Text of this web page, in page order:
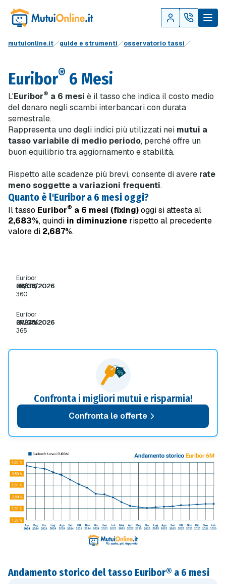
mutuionline.it guide e strumenti osservatorio tassi
Euribor® 6 Mesi
L'Euribor® a 6 mesi è il tasso che indica il costo medio
del denaro negli scambi interbancari con durata
semestrale.
Rappresenta uno degli indici più utilizzati nei mutui a
tasso variabile di medio periodo, perché offre un
buon equilibrio tra aggiornamento e stabilità.
Rispetto alle scadenze più brevi, consente di avere rate
meno soggette a variazioni frequenti.
Quanto è l'Euribor a 6 mesi oggi?
Il tasso Euribor® a 6 mesi (fixing)oggi si attesta al
2,683%, quindi in diminuzione rispetto al precedente
valore di 2,687%.
Euribor
6M
360
2,683%
07/08/2026
2,687%
06/08/2026
Euribor
6M
365
2,720%
07/08/2026
2,724%
06/08/2026
Confronta i migliori mutui e risparmia!
Confronta le offerte
Andamento storico del tasso Euribor® a 6 mesi